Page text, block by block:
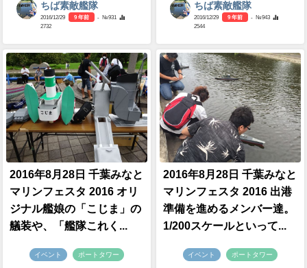
ちば素敵艦隊
2016/12/29 9 年前
- №931
2732
ちば素敵艦隊
2016/12/29 9 年前
- №943
2544
2016年8月28日 千葉みなと
マリンフェスタ 2016 オリ
ジナル艦娘の「こじま」の
艤装や、「艦隊これく...
イベント ポートタワー
2016年8月28日 千葉みなと
マリンフェスタ 2016 出港
準備を進めるメンバー達。
1/200スケールといって...
イベント ポートタワー